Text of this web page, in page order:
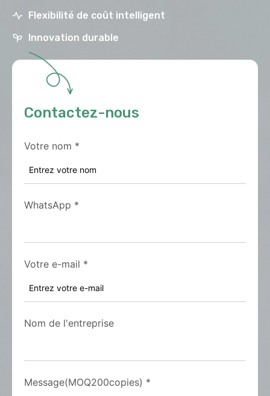
Flexibilité de coût intelligent
Innovation durable
Contactez-nous
Votre nom *
WhatsApp *
Votre e-mail *
Nom de l'entreprise
Message(MOQ200copies) *